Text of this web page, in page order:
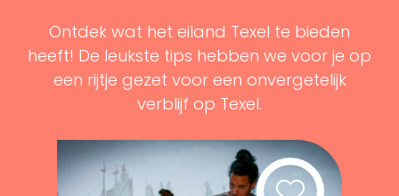
Ontdek wat het eiland Texel te bieden
heeft! De leukste tips hebben we voor je op
een rijtje gezet voor een onvergetelijk
verblijf op Texel.